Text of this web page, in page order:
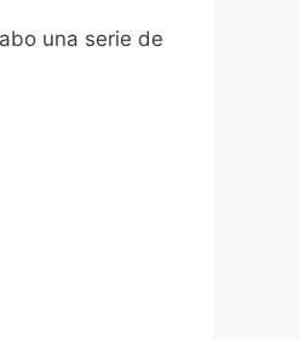
una serie de